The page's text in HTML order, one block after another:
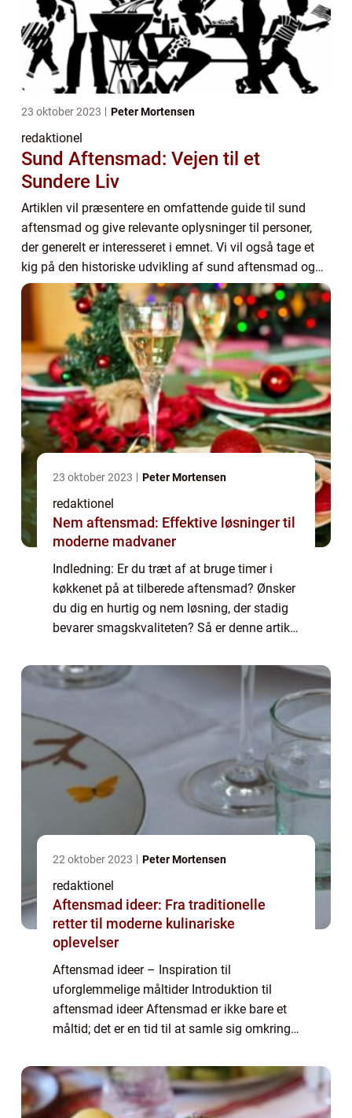
23 oktober 2023 Peter Mortensen
redaktionel
Sund Aftensmad: Vejen til et
Sundere Liv
Artiklen vil præsentere en omfattende guide til sund
aftensmad og give relevante oplysninger til personer,
der generelt er interesseret i emnet. Vi vil også tage et
kig på den historiske udvikling af sund aftensmad og
hvordan det har påvirket vores s...
23 oktober 2023 Peter Mortensen
redaktionel
Nem aftensmad: Effektive løsninger til
moderne madvaner
Indledning: Er du træt af at bruge timer i
køkkenet på at tilberede aftensmad? Ønsker
du dig en hurtig og nem løsning, der stadig
bevarer smagskvaliteten? Så er denne artikel
aftensmad” og give d...
22 oktober 2023 Peter Mortensen
redaktionel
Aftensmad ideer: Fra traditionelle
retter til moderne kulinariske
oplevelser
Aftensmad ideer – Inspiration til
uforglemmelige måltider Introduktion til
aftensmad ideer Aftensmad er ikke bare et
måltid; det er en tid til at samle sig omkring
venner. Og hvad er bedre end at imponer...